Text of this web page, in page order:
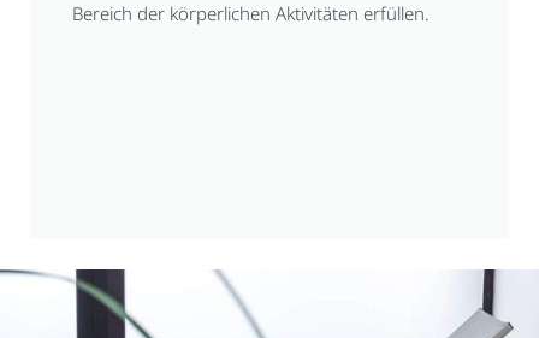
Bereich der körperlichen Aktivitäten erfüllen.